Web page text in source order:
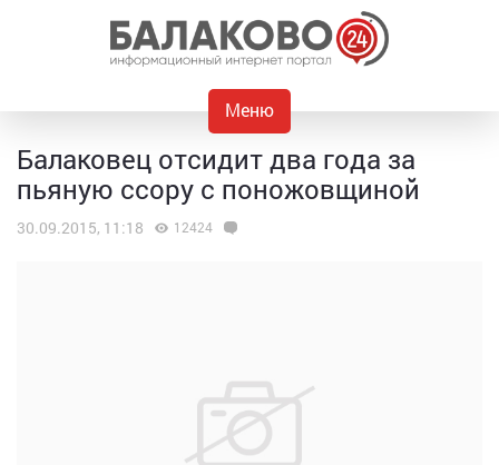
Меню
Балаковец отсидит два года за
пьяную ссору с поножовщиной
30.09.2015, 11:18 12424